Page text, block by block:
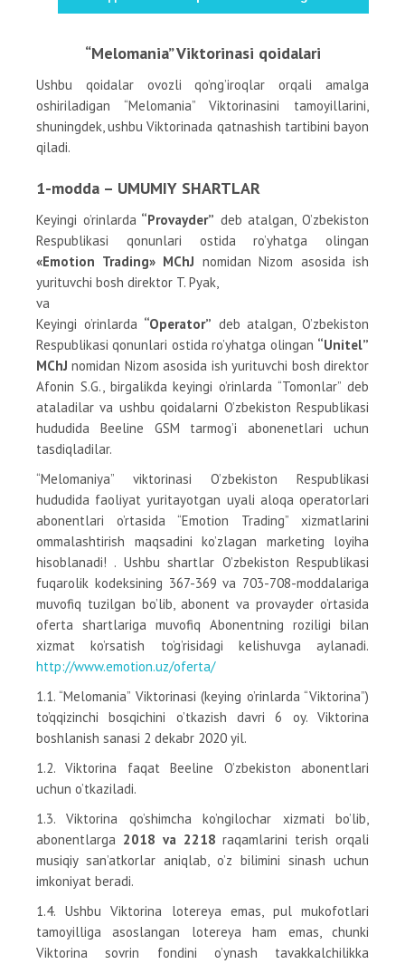
“Melomania” Viktorinasi qoidalari
Ushbu qoidalar ovozli qo’ng’iroqlar orqali amalga
oshiriladigan “Melomania” Viktorinasini tamoyillarini,
shuningdek, ushbu Viktorinada qatnashish tartibini bayon
qiladi.
1-modda – UMUMIY SHARTLAR
Keyingi o’rinlarda “Provayder” deb atalgan, O’zbekiston
Respublikasi qonunlari ostida ro’yhatga olingan
«Emotion Trading» MChJ nomidan Nizom asosida ish
yurituvchi bosh direktor T. Pyak,
va
Keyingi o’rinlarda “Operator” deb atalgan, O’zbekiston
Respublikasi qonunlari ostida ro’yhatga olingan “Unitel”
MChJ nomidan Nizom asosida ish yurituvchi bosh direktor
Afonin S.G., birgalikda keyingi o’rinlarda “Tomonlar” deb
ataladilar va ushbu qoidalarni O’zbekiston Respublikasi
hududida Beeline GSM tarmog’i abonenetlari uchun
tasdiqladilar.
“Melomaniya” viktorinasi O’zbekiston Respublikasi
hududida faoliyat yuritayotgan uyali aloqa operatorlari
abonentlari o’rtasida “Emotion Trading” xizmatlarini
ommalashtirish maqsadini ko’zlagan marketing loyiha
hisoblanadi! . Ushbu shartlar O’zbekiston Respublikasi
fuqarolik kodeksining 367-369 va 703-708-moddalariga
muvofiq tuzilgan bo’lib, abonent va provayder o’rtasida
oferta shartlariga muvofiq Abonentning roziligi bilan
xizmat ko’rsatish to’g’risidagi kelishuvga aylanadi.
http://www.emotion.uz/oferta/
1.1. “Melomania” Viktorinasi (keying o’rinlarda “Viktorina”)
to’qqizinchi bosqichini o’tkazish davri 6 oy. Viktorina
boshlanish sanasi 2 dekabr 2020 yil.
1.2. Viktorina faqat Beeline O’zbekiston abonentlari
uchun o’tkaziladi.
1.3. Viktorina qo’shimcha ko’ngilochar xizmati bo’lib,
abonentlarga 2018 va 2218 raqamlarini terish orqali
musiqiy san’atkorlar aniqlab, o’z bilimini sinash uchun
imkoniyat beradi.
1.4. Ushbu Viktorina lotereya emas, pul mukofotlari
tamoyilliga asoslangan lotereya ham emas, chunki
Viktorina sovrin fondini o’ynash tavakkalchilikka